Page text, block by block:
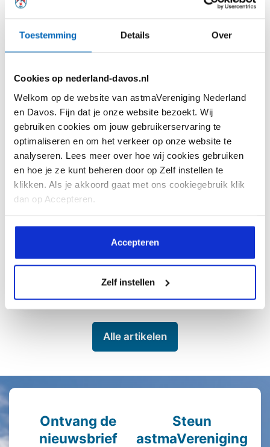
Toestemming Details Over
Cookies op nederland-davos.nl
Welkom op de website van astmaVereniging Nederland
en Davos. Fijn dat je onze website bezoekt. Wij
gebruiken cookies om jouw gebruikerservaring te
optimaliseren en om het verkeer op onze website te
analyseren. Lees meer over hoe wij cookies gebruiken
en hoe je ze kunt beheren door op Zelf instellen te
klikken. Als je akkoord gaat met ons cookiegebruik klik
dan op Accepteren.
Accepteren
Zelf instellen
Hoe je leert leven met ernstige astma – en
toch blijft dromen
Manuela zit in het laatste jaar van de
pabo in Amsterdam en staat het...
Alle artikelen
Ontvang de
nieuwsbrief
Steun
astmaVereniging